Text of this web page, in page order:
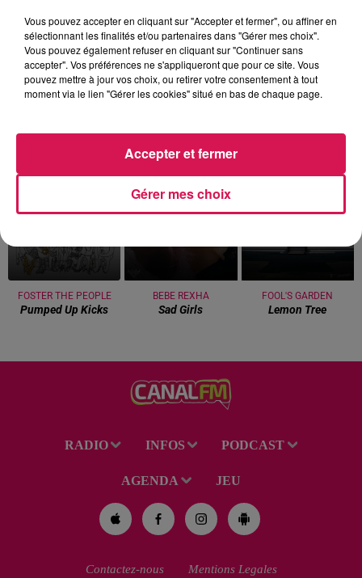
Revivez les meilleurs moments de la Ligne des Auditeurs
FOSTER THE PEOPLE
Pumped Up Kicks
21h53
21h53
BEBE REXHA
Sad Girls
FOOL'S GARDEN
Lemon Tree
RADIO INFOS PODCAST
AGENDA JEU
Contactez-nous Mentions Legales
Vous pouvez accepter en cliquant sur "Accepter et fermer", ou affiner en
sélectionnant les finalités et/ou partenaires dans "Gérer mes choix".
Vous pouvez également refuser en cliquant sur "Continuer sans
accepter". Vos préférences ne s'appliqueront que pour ce site. Vous
pouvez mettre à jour vos choix, ou retirer votre consentement à tout
moment via le lien "Gérer les cookies" situé en bas de chaque page.
Gérer mes choix
Accepter et fermer